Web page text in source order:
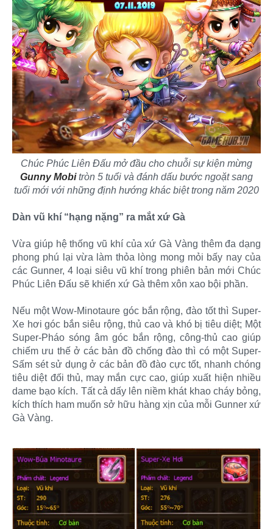
Chúc Phúc Liên Đấu mở đầu cho chuỗi sự kiện mừng
Gunny Mobitròn 5 tuổi và đánh dấu bước ngoặt sang
tuổi mới với những định hướng khác biệt trong năm 2020
Dàn vũ khí “hạng nặng” ra mắt xứ Gà
Vừa giúp hệ thống vũ khí của xứ Gà Vàng thêm đa dạng
phong phú lại vừa làm thỏa lòng mong mỏi bấy nay của
các Gunner, 4 loại siêu vũ khí trong phiên bản mới Chúc
Phúc Liên Đấu sẽ khiến xứ Gà thêm xôn xao bội phần.
Nếu một Wow-Minotaure góc bắn rộng, đào tốt thì Super-
Xe hơi góc bắn siêu rộng, thủ cao và khó bị tiêu diệt; Một
Super-Pháo sóng âm góc bắn rộng, công-thủ cao giúp
chiếm ưu thế ở các bản đồ chống đào thì có một Super-
Sấm sét sử dụng ở các bản đồ đào cực tốt, nhanh chóng
tiêu diệt đối thủ, may mắn cực cao, giúp xuất hiện nhiều
dame bạo kích. Tất cả dấy lên niềm khát khao cháy bỏng,
kích thích ham muốn sở hữu hàng xịn của mỗi Gunner xứ
Gà Vàng.